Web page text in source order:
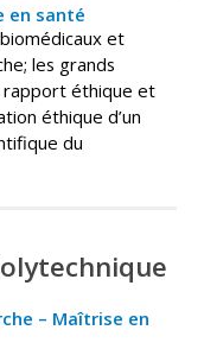
en santé
et
les grands
éthique et
éthique d’un
du
– Maîtrise en